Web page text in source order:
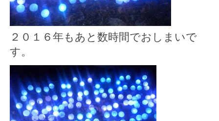
２０１６年もあと数時間でおしまいで
す。